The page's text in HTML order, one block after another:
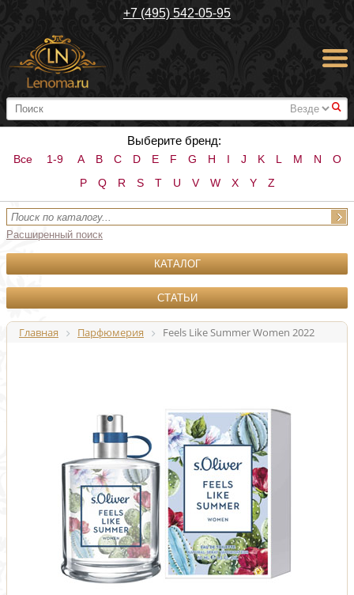
+7 (495) 542-05-95
#
Выберите бренд:
Все 1-9 A B C D E F G H I J K L M N
O
P
Q R S T U V W X Y Z
Расширенный поиск
КАТАЛОГ
СТАТЬИ
Главная Парфюмерия Feels Like Summer Women 2022